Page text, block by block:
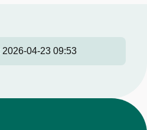
2026-04-23 09:53